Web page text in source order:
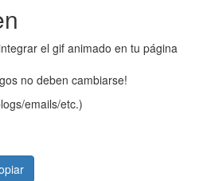
el gif animado en tu página
no deben cambiarse!
emails/etc.)